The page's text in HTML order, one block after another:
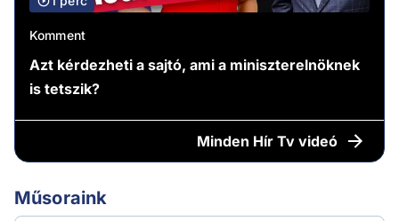
Komment
Azt kérdezheti a sajtó, ami a miniszterelnöknek
is tetszik?
Minden Hír Tv videó
Műsoraink